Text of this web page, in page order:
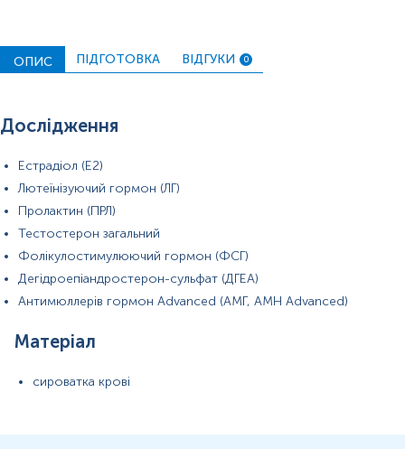
Обов’язково за 1 годину до здачі крові не курити!
Перед здачею крові відпочити 10-15 хвилин, заспокоїтись.
2 год після пробудження.
(гарячі ванни, сауни, лазню), стресові ситуації, статеві контакти,
ОПИС ПІДГОТОВКА ВІДГУКИ 0
Дослідження
Естрадіол (E2)
Лютеїнізуючий гормон (ЛГ)
Пролактин (ПРЛ)
Тестостерон загальний
Фолікулостимулюючий гормон (ФСГ)
Дегідроепіандростерон-сульфат (ДГЕА)
Антимюллерів гормон Advanced (АМГ, AMH Advanced)
Матеріал
сироватка крові